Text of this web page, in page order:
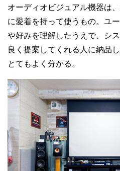
オーディオビジュアル機器は
に愛着を持って使うもの。ユ
や好みを理解したうえで、シ
良く提案してくれる人に納品
とてもよく分かる。